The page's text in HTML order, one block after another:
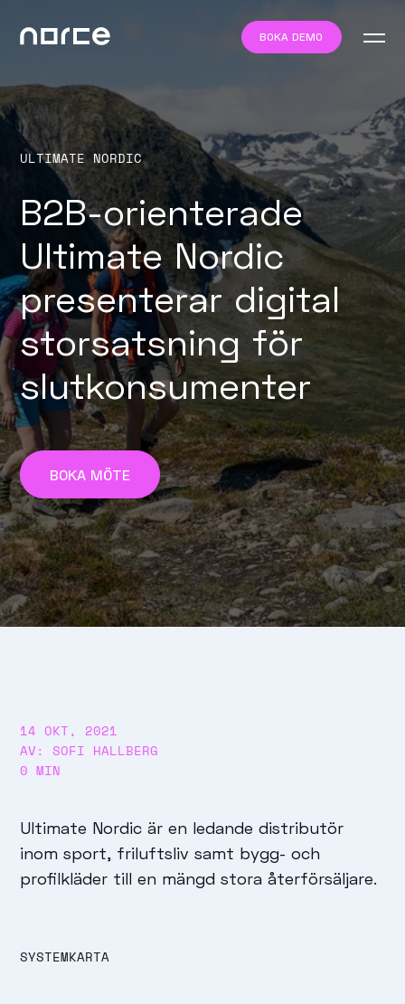
BOKA DEMO
ULTIMATE NORDIC
B2B-orienterade
Ultimate Nordic
presenterar digital
storsatsning för
slutkonsumenter
BOKA MÖTE
Ultimate Nordic är en ledande distributör
inom sport, friluftsliv samt bygg- och
profilkläder till en mängd stora återförsäljare.
SYSTEMKARTA
14 OKT, 2021
AV: SOFI HALLBERG
0 MIN